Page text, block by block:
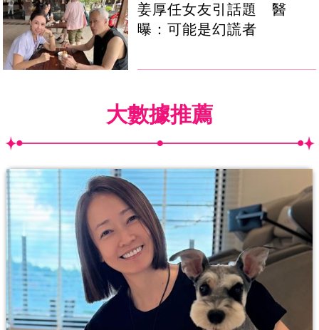
姜厚任女友引話題 醫
曝：可能是幻謊者
大數據推薦